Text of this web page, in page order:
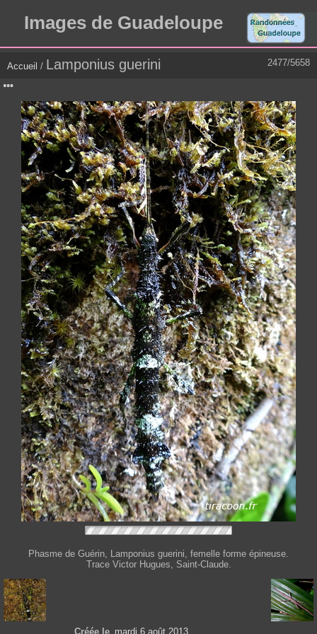
Images de Guadeloupe
2477/5658
Accueil / Lamponius guerini
Phasme de Guérin, Lamponius guerini, femelle forme épineuse.
Trace Victor Hugues, Saint-Claude.
Créée le mardi 6 août 2013